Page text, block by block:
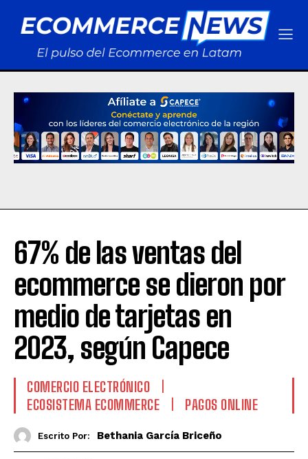
67% de las ventas del
ecommerce se dieron por
medio de tarjetas en
2023, según Capece
COMERCIO ELECTRÓNICO
ECOSISTEMA ECOMMERCE
PAGOS ONLINE
Escrito Por: Bethania García Briceño